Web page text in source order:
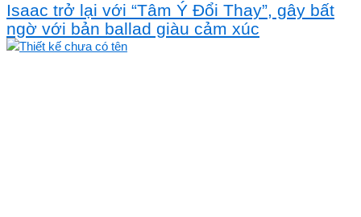
Isaac trở lại với “Tâm Ý Đổi Thay”, gây bất
ngờ với bản ballad giàu cảm xúc